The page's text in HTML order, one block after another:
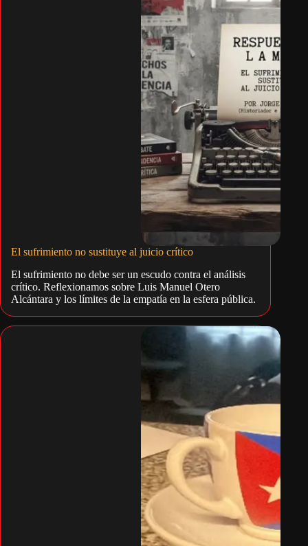
El sufrimiento no sustituye al juicio crítico
El sufrimiento no debe ser un escudo contra el análisis
crítico. Reflexionamos sobre Luis Manuel Otero
Alcántara y los límites de la empatía en la esfera pública.